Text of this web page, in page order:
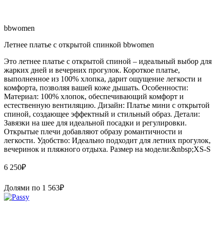
bbwomen
Летнее платье с открытой спинкой bbwomen
Это летнее платье с открытой спиной – идеальный выбор для
жарких дней и вечерних прогулок. Короткое платье,
выполненное из 100% хлопка, дарит ощущение легкости и
комфорта, позволяя вашей коже дышать. Особенности:
Материал: 100% хлопок, обеспечивающий комфорт и
естественную вентиляцию. Дизайн: Платье мини с открытой
спиной, создающее эффектный и стильный образ. Детали:
Завязки на шее для идеальной посадки и регулировки.
Открытые плечи добавляют образу романтичности и
легкости. Удобство: Идеально подходит для летних прогулок,
вечеринок и пляжного отдыха. Размер на модели:&nbsp;XS-S
6 250₽
Долями по 1 563₽